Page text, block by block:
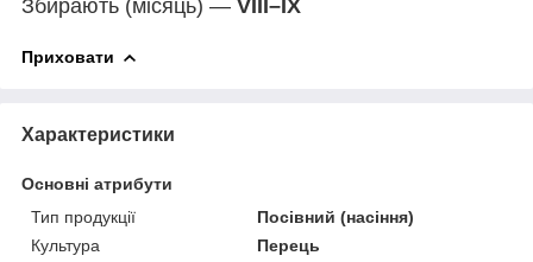
Збирають (місяць) — VIII–IX
Приховати
Характеристики
Основні атрибути
Тип продукції
Посівний (насіння)
Культура
Перець